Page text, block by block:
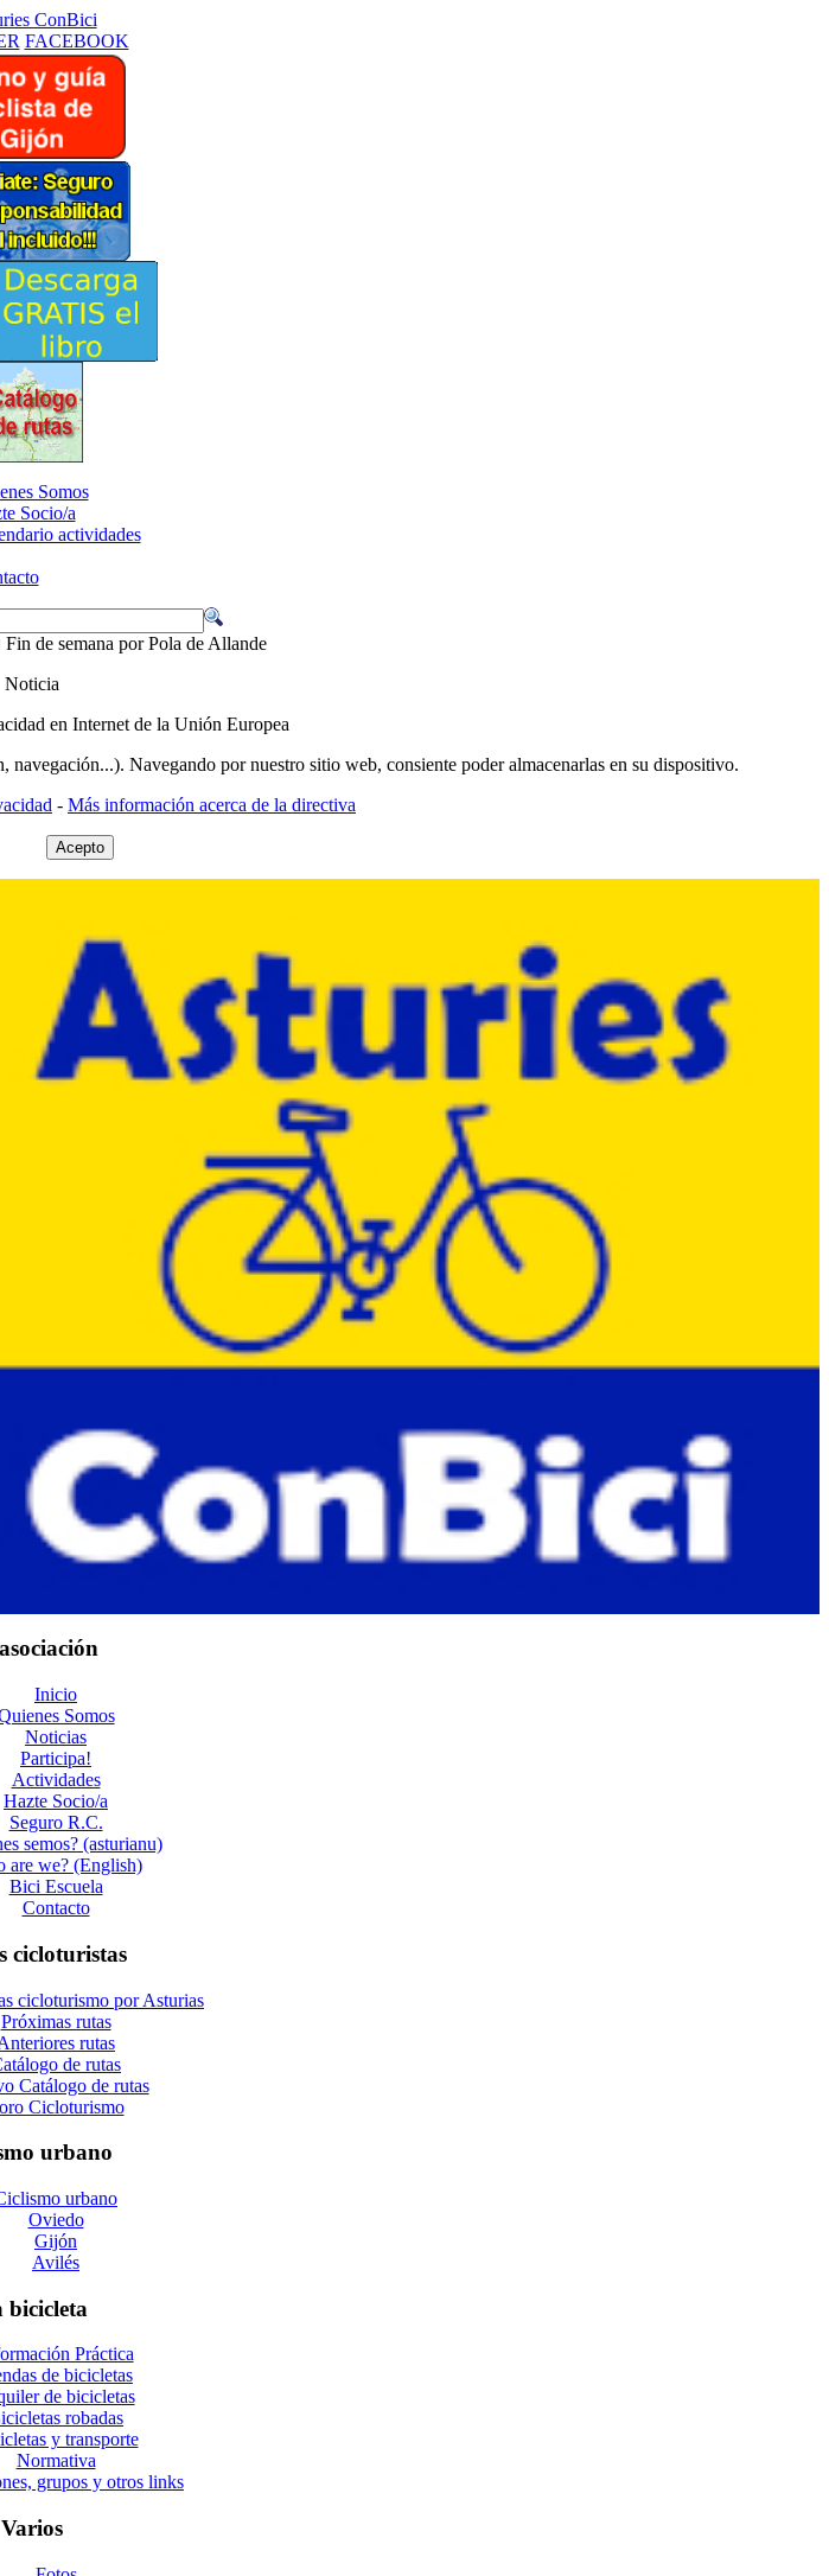
ConBici
FACEBOOK
Somos
Socio/a
actividades
Fin de semana por Pola de Allande
Noticia
en Internet de la Unión Europea
Navegando por nuestro sitio web, consiente poder almacenarlas en su dispositivo.
- Más información acerca de la directiva
Acepto
Inicio
Somos
Noticias
Participa!
Actividades
Hazte Socio/a
Seguro R.C.
semos? (asturianu)
are we? (English)
Bici Escuela
Contacto
cicloturistas
cicloturismo por Asturias
Próximas rutas
rutas
de rutas
Catálogo de rutas
Cicloturismo
urbano
urbano
Oviedo
Gijón
Avilés
bicicleta
Práctica
de bicicletas
de bicicletas
robadas
y transporte
Normativa
grupos y otros links
Varios